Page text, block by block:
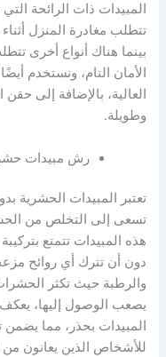
المبيدات ذات الرائحة
تتطلب مغادرة المنزل
بينما هناك أنواع أخرى
الأمان التام، ونستخدم
العالية، بالإضافة إلى
وطويلة.
رش مبيدات
تعتبر المبيدات الحشرية
تسعى إلى التخلص من
هذه المبيدات تتمتع
دون أن تترك أي روائح
والرطبة حيث تكثر
يصعب الوصول إليها،
المبيدات بحذر، مما يضمن
للأشخاص الذين يعانون